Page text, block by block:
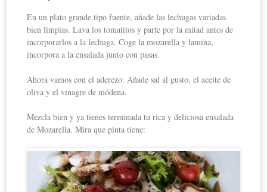
En un plato grande tipo fuente, añade las lechugas variadas
bien limpias. Lava los tomatitos y parte por la mitad antes de
incorporarlos a la lechuga. Coge la mozarella y lamina,
incorpora a la ensalada junto con pasas.
Ahora vamos con el aderezo: Añade sal al gusto, el aceite de
oliva y el vinagre de módena.
Mezcla bien y ya tienes terminada tu rica y deliciosa ensalada
de Mozarella. Mira que pinta tiene: